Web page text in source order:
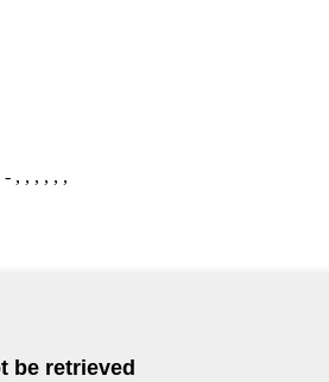
- , , , , , ,